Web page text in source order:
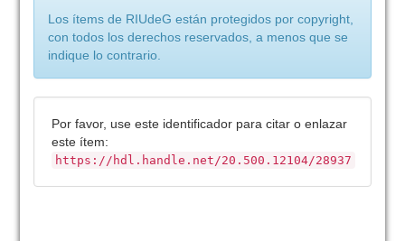
Los ítems de RIUdeG están protegidos por copyright,
con todos los derechos reservados, a menos que se
indique lo contrario.
Por favor, use este identificador para citar o enlazar
este ítem:
https://hdl.handle.net/20.500.12104/28937